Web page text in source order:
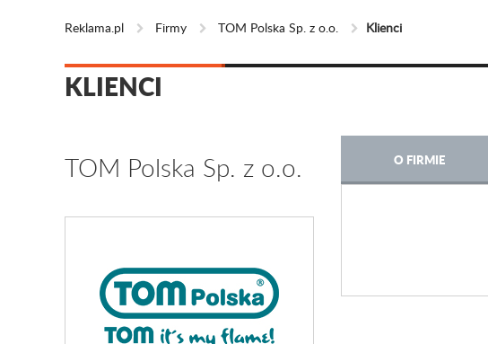
Reklama.pl Firmy TOM Polska Sp. z o.o. Klienci
KLIENCI
TOM Polska Sp. z o.o. O FIRMIE